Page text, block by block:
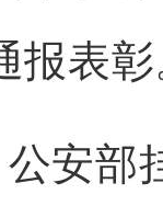
报表
安部